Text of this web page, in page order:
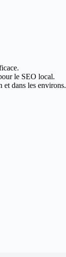
le SEO local.
et dans les environs.